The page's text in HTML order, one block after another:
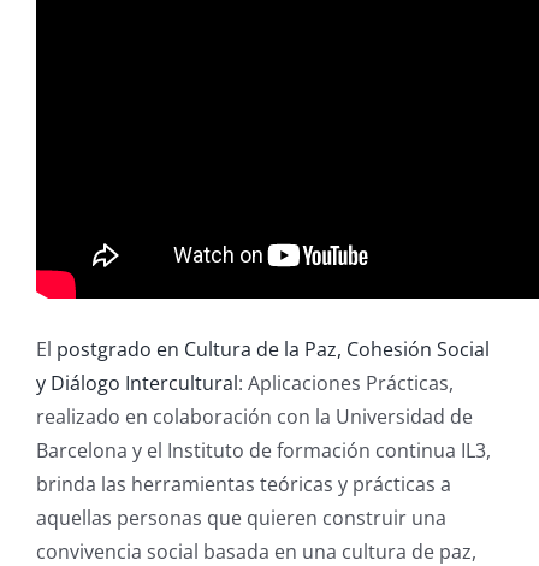
El postgrado en Cultura de la Paz, Cohesión Social
y Diálogo Intercultural: Aplicaciones Prácticas,
realizado en colaboración con la Universidad de
Barcelona y el Instituto de formación continua IL3,
brinda las herramientas teóricas y prácticas a
aquellas personas que quieren construir una
convivencia social basada en una cultura de paz,